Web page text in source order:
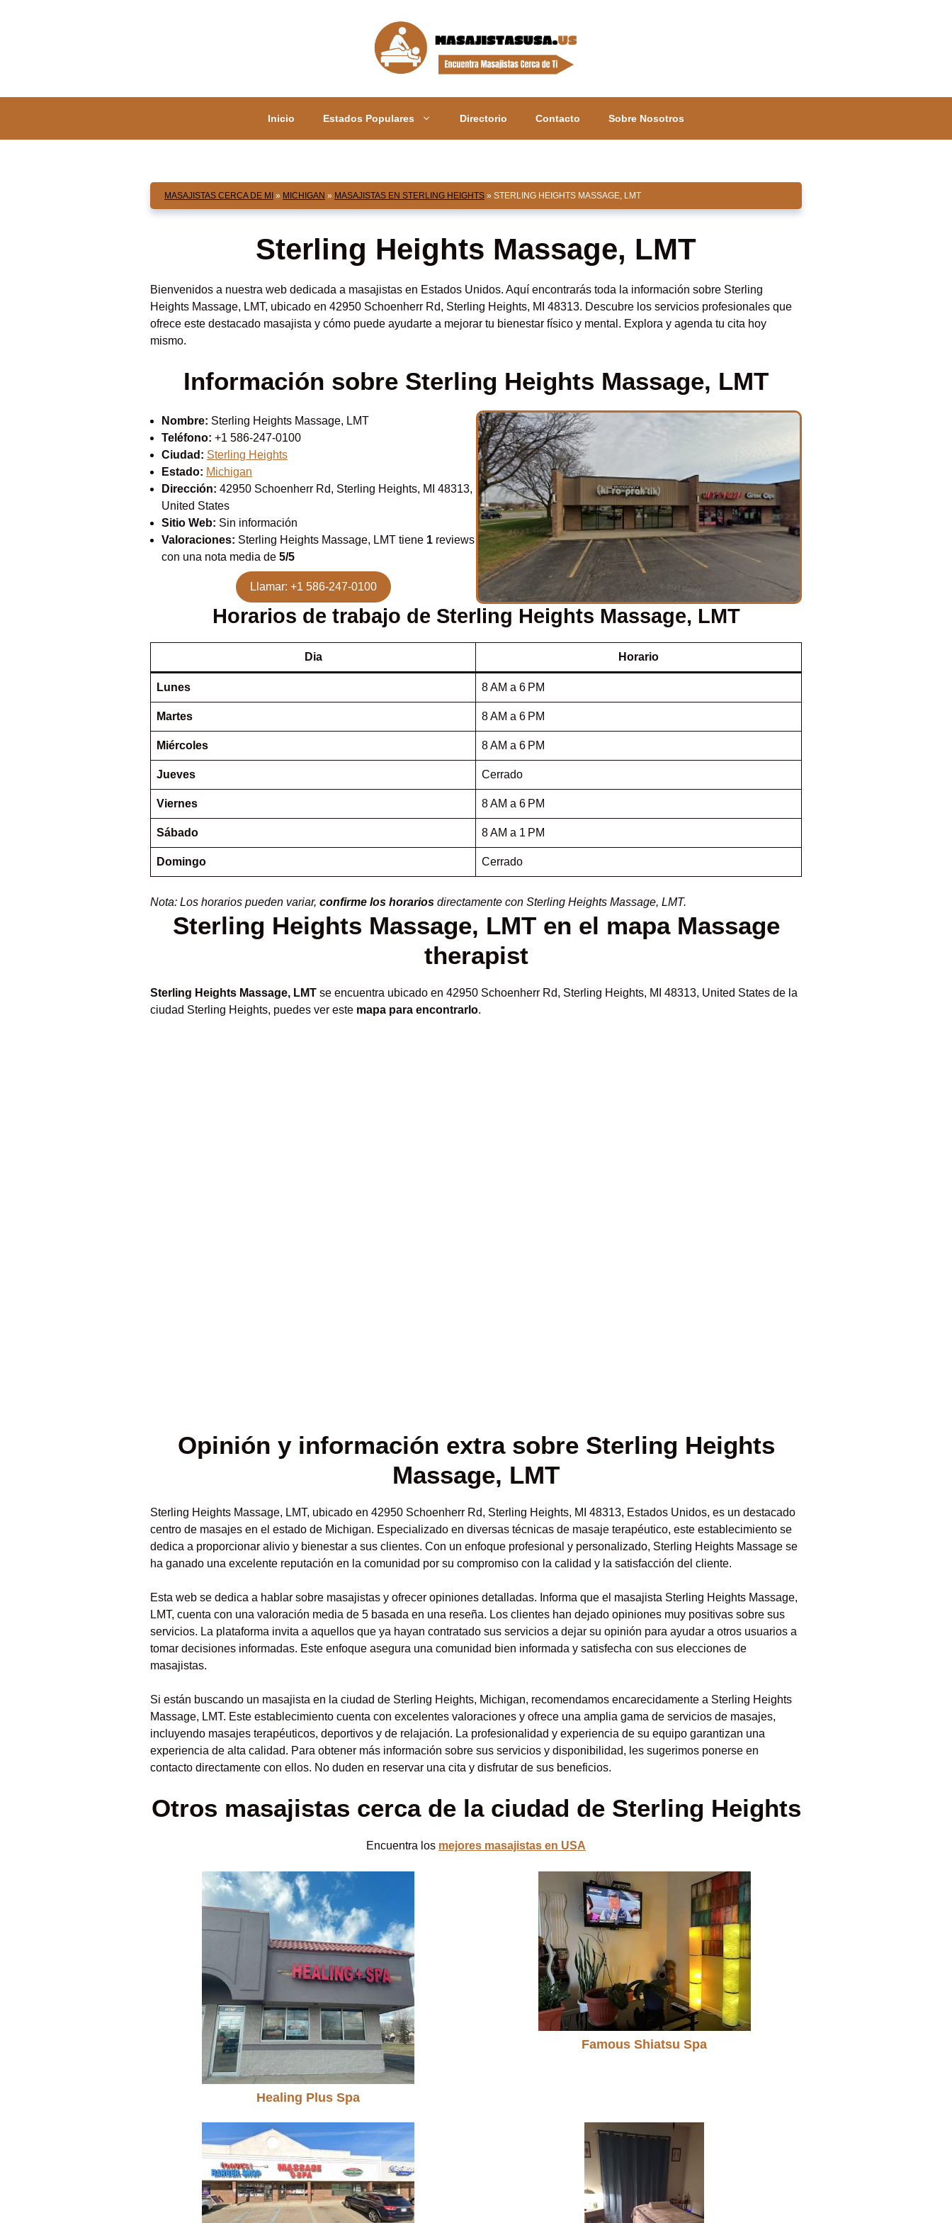
Inicio Estados Populares Directorio Contacto Sobre Nosotros
MASAJISTAS CERCA DE MI » MICHIGAN » MASAJISTAS EN STERLING HEIGHTS » STERLING HEIGHTS MASSAGE, LMT
Sterling Heights Massage, LMT
Bienvenidos a nuestra web dedicada a masajistas en Estados Unidos. Aquí encontrarás toda la información sobre Sterling
Heights Massage, LMT, ubicado en 42950 Schoenherr Rd, Sterling Heights, MI 48313. Descubre los servicios profesionales que
ofrece este destacado masajista y cómo puede ayudarte a mejorar tu bienestar físico y mental. Explora y agenda tu cita hoy
mismo.
Información sobre Sterling Heights Massage, LMT
Nombre: Sterling Heights Massage, LMT
Teléfono: +1 586-247-0100
Ciudad: Sterling Heights
Estado: Michigan
Dirección: 42950 Schoenherr Rd, Sterling Heights, MI 48313,
United States
Sitio Web: Sin información
Valoraciones: Sterling Heights Massage, LMT tiene 1 reviews
con una nota media de 5/5
Llamar: +1 586-247-0100
Horarios de trabajo de Sterling Heights Massage, LMT
Dia Horario
Lunes 8 AM a 6 PM
Martes 8 AM a 6 PM
Miércoles 8 AM a 6 PM
Jueves Cerrado
Viernes 8 AM a 6 PM
Sábado 8 AM a 1 PM
Domingo Cerrado
Nota: Los horarios pueden variar, confirme los horarios directamente con Sterling Heights Massage, LMT.
Sterling Heights Massage, LMT en el mapa Massage
therapist
Sterling Heights Massage, LMT se encuentra ubicado en 42950 Schoenherr Rd, Sterling Heights, MI 48313, United States de la
ciudad Sterling Heights, puedes ver este mapa para encontrarlo.
Opinión y información extra sobre Sterling Heights
Massage, LMT
Sterling Heights Massage, LMT, ubicado en 42950 Schoenherr Rd, Sterling Heights, MI 48313, Estados Unidos, es un destacado
centro de masajes en el estado de Michigan. Especializado en diversas técnicas de masaje terapéutico, este establecimiento se
dedica a proporcionar alivio y bienestar a sus clientes. Con un enfoque profesional y personalizado, Sterling Heights Massage se
ha ganado una excelente reputación en la comunidad por su compromiso con la calidad y la satisfacción del cliente.
Esta web se dedica a hablar sobre masajistas y ofrecer opiniones detalladas. Informa que el masajista Sterling Heights Massage,
LMT, cuenta con una valoración media de 5 basada en una reseña. Los clientes han dejado opiniones muy positivas sobre sus
servicios. La plataforma invita a aquellos que ya hayan contratado sus servicios a dejar su opinión para ayudar a otros usuarios a
tomar decisiones informadas. Este enfoque asegura una comunidad bien informada y satisfecha con sus elecciones de
masajistas.
Si están buscando un masajista en la ciudad de Sterling Heights, Michigan, recomendamos encarecidamente a Sterling Heights
Massage, LMT. Este establecimiento cuenta con excelentes valoraciones y ofrece una amplia gama de servicios de masajes,
incluyendo masajes terapéuticos, deportivos y de relajación. La profesionalidad y experiencia de su equipo garantizan una
experiencia de alta calidad. Para obtener más información sobre sus servicios y disponibilidad, les sugerimos ponerse en
contacto directamente con ellos. No duden en reservar una cita y disfrutar de sus beneficios.
Otros masajistas cerca de la ciudad de Sterling Heights
Encuentra los mejores masajistas en USA
Healing Plus Spa
Famous Shiatsu Spa